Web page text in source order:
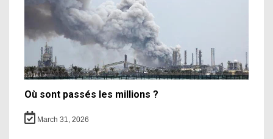
Où sont passés les millions ?
March 31, 2026